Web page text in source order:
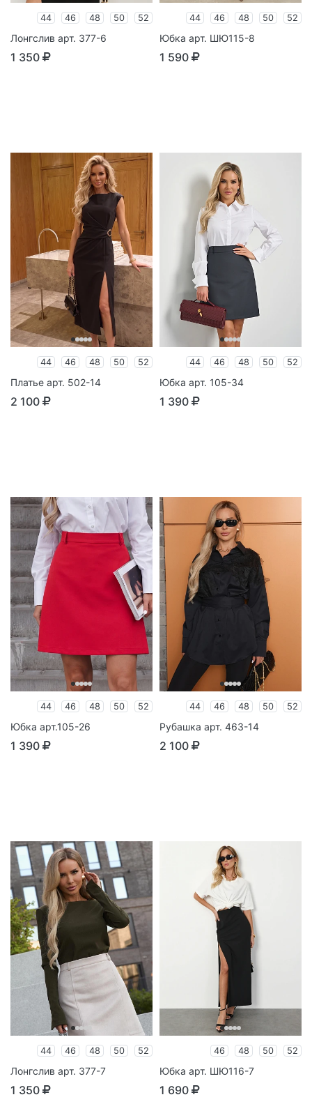
44 46 48 50 52
Лонгслив арт. 377-6
1 350
44 46 48 50 52
Юбка арт. ШЮ115-8
1 590
44 46 48 50 52
Платье арт. 502-14
2 100
44 46 48 50 52
Юбка арт. 105-34
1 390
44 46 48 50 52
Юбка арт.105-26
1 390
44 46 48 50 52
Рубашка арт. 463-14
2 100
44 46 48 50 52
Лонгслив арт. 377-7
1 350
46 48 50 52
Юбка арт. ШЮ116-7
1 690